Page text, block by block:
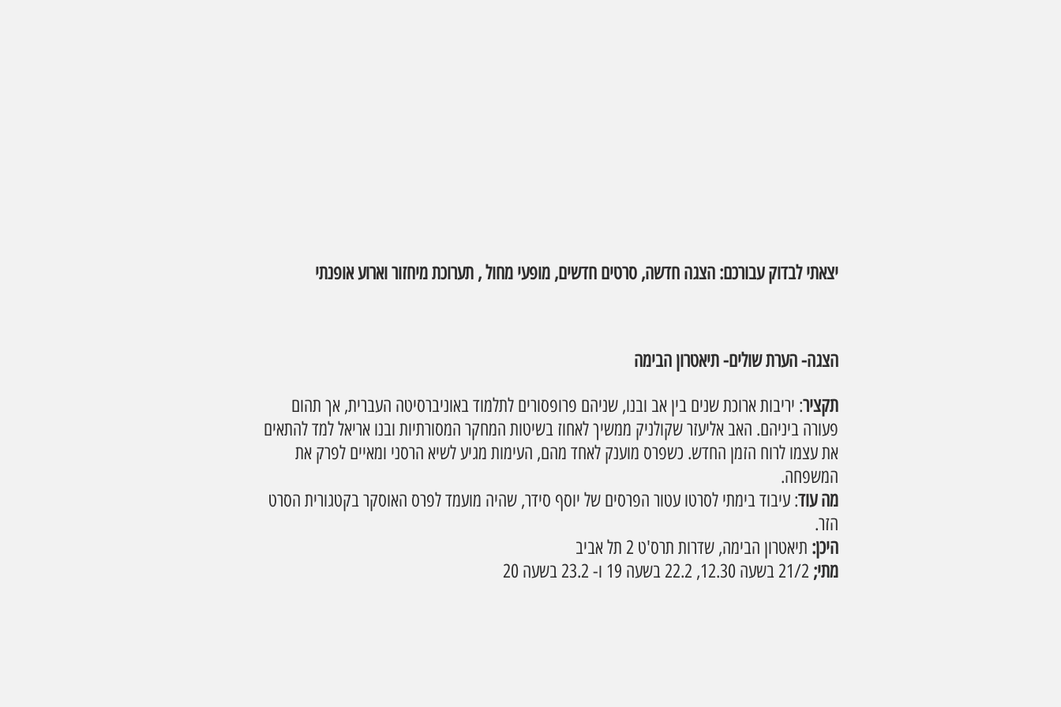
יצאתי לבדוק עבורכם: הצגה חדשה, סרטים חדשים, מופעי מחול , תערוכת מיחזור וארוע אופנתי
הצגה- הערת שולים- תיאטרון הבימה
תקציר: יריבות ארוכת שנים בין אב ובנו, שניהם פרופסורים לתלמוד באוניברסיטה העברית, אך תהום
פעורה ביניהם. האב אליעזר שקולניק ממשיך לאחוז בשיטות המחקר המסורתיות ובנו אריאל למד להתאים
את עצמו לרוח הזמן החדש. כשפרס מוענק לאחד מהם, העימות מגיע לשיא הרסני ומאיים לפרק את
המשפחה.
מה עוד: עיבוד בימתי לסרטו עטור הפרסים של יוסף סידר, שהיה מועמד לפרס האוסקר בקטגורית הסרט
הזר.
היכן: תיאטרון הבימה, שדרות תרס'ט 2 תל אביב
מתי;